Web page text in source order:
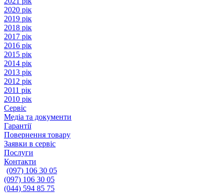
2020 рік
2019 рік
2018 рік
2017 рік
2016 рік
2015 рік
2014 рік
2013 рік
2012 рік
2011 рік
2010 рік
Сервіс
Медіа та документи
Гарантії
Повернення товару
Заявки в сервіс
Послуги
Контакти
(097) 106 30 05
(097) 106 30 05
(044) 594 85 75